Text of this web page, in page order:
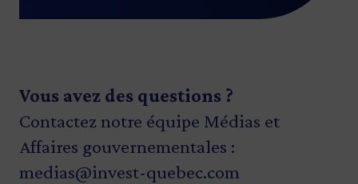
Vous avez des questions ?
Contactez notre équipe Médias et
Affaires gouvernementales :
medias@invest-quebec.com